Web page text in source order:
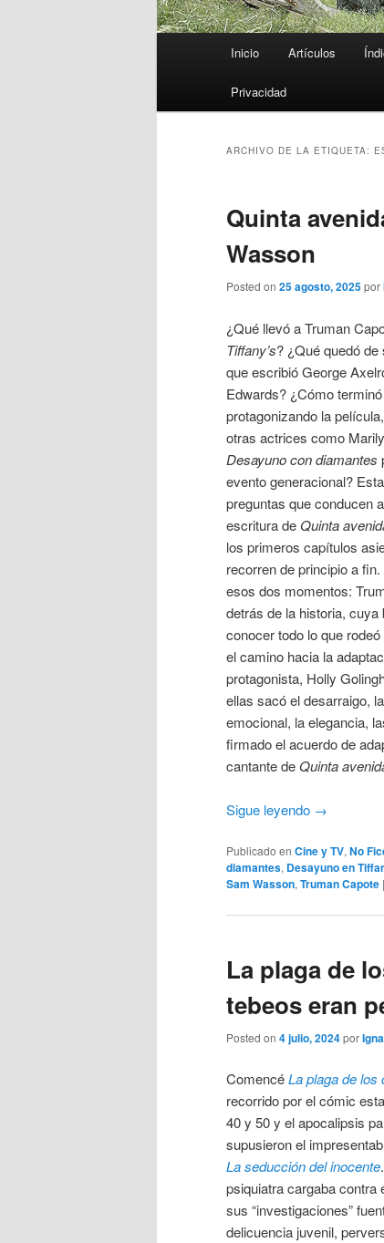
Inicio Artículos
Privacidad
ARCHIVO DE LA ETIQUETA:
Quinta
Wasson
Posted on 25 agosto, 2025por
¿Qué llevó a Truman
Tiffany’s? ¿Qué quedó
que escribió George
Edwards? ¿Cómo
protagonizando la
otras actrices como
Desayuno con diamantes
evento generacional?
preguntas que conducen
escritura de Quinta
los primeros capítulos
recorren de principio a
esos dos momentos:
detrás de la historia,
conocer todo lo que
el camino hacia la
protagonista, Holly
ellas sacó el desarraigo,
emocional, la elegancia,
firmado el acuerdo de
cantante de Quinta
Sigue leyendo →
Publicado en Cine y TV, No
diamantes, Desayuno en
Sam Wasson, Truman Capote |
La plaga de
tebeos eran
Posted on 4 julio, 2024por
ComencéLa plaga de los
recorrido por el cómic
40 y 50 y el apocalipsis
supusieron el
La seducción del inocente
psiquiatra cargaba contra
sus “investigaciones”
delicuencia juvenil,